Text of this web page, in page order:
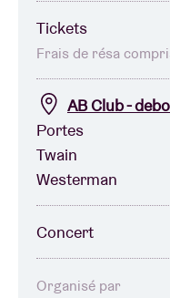
Chèque-concert
À propos de l'AB
Contact
Tickets
Frais de résa
AB Club -
Portes
Twain
Westerman
Concert
Organisé par